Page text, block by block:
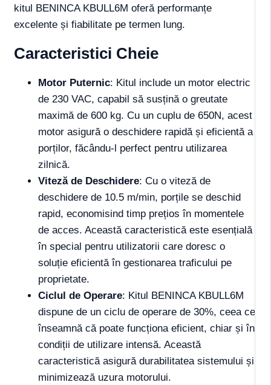
kitul BENINCA KBULL6M oferă performanțe
excelente și fiabilitate pe termen lung.
Caracteristici Cheie
Motor Puternic: Kitul include un motor electric
de 230 VAC, capabil să susțină o greutate
maximă de 600 kg. Cu un cuplu de 650N, acest
motor asigură o deschidere rapidă și eficientă a
porților, făcându-l perfect pentru utilizarea
zilnică.
Viteză de Deschidere: Cu o viteză de
deschidere de 10.5 m/min, porțile se deschid
rapid, economisind timp prețios în momentele
de acces. Această caracteristică este esențială
în special pentru utilizatorii care doresc o
soluție eficientă în gestionarea traficului pe
proprietate.
Ciclul de Operare: Kitul BENINCA KBULL6M
dispune de un ciclu de operare de 30%, ceea ce
înseamnă că poate funcționa eficient, chiar și în
condiții de utilizare intensă. Această
caracteristică asigură durabilitatea sistemului și
minimizează uzura motorului.